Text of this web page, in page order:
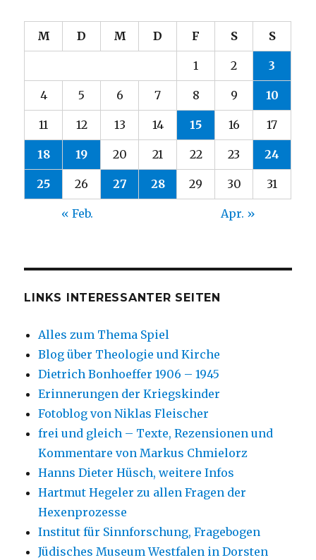
M D M D F S S
1 2 3
4 5 6 7 8 9 10
11 12 13 14 15 16 17
18 19 20 21 22 23 24
25 26 27 28 29 30 31
« Feb. Apr. »
LINKS INTERESSANTER SEITEN
Alles zum Thema Spiel
Blog über Theologie und Kirche
Dietrich Bonhoeffer 1906 – 1945
Erinnerungen der Kriegskinder
Fotoblog von Niklas Fleischer
frei und gleich – Texte, Rezensionen und
Kommentare von Markus Chmielorz
Hanns Dieter Hüsch, weitere Infos
Hartmut Hegeler zu allen Fragen der
Hexenprozesse
Institut für Sinnforschung, Fragebogen
Jüdisches Museum Westfalen in Dorsten